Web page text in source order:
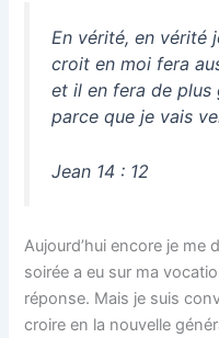
En vérité, en vérité
croit en moi fera
et il en fera de plus
parce que je vais
Jean 14 : 12
Aujourd’hui encore je me
soirée a eu sur ma
réponse. Mais je suis
croire en la nouvelle